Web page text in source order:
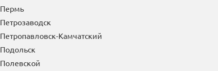
Пермь
Петрозаводск
Петропавловск-Камчатский
Подольск
Полевской